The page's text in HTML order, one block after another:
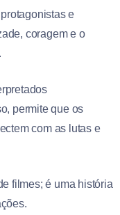
e
coragem e o
permite que os
com as lutas e
filmes; é uma história